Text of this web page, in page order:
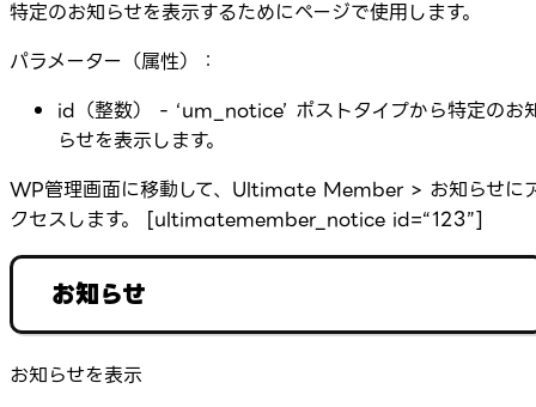
特定のお知らせを表示するためにページで使用します。
パラメーター（属性）：
id（整数） - ‘um_notice’ ポストタイプから特定のお
らせを表示します。
WP管理画面に移動して、Ultimate Member > お知らせに
クセスします。 [ultimatemember_notice id=“123”]
お知らせ
お知らせを表示